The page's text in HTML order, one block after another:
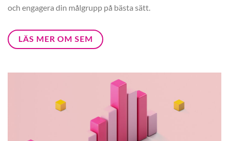
och engagera din målgrupp på bästa sätt.
LÄS MER OM SEM